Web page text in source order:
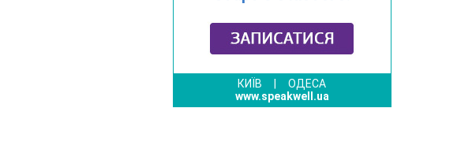
КИЇВ
ОДЕСА
www.speakwell.ua